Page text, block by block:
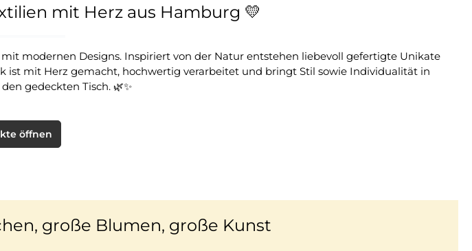
mit Herz aus Hamburg 💛
modernen Designs. Inspiriert von der Natur entstehen liebevoll gefertigte Unikate
ist mit Herz gemacht, hochwertig verarbeitet und bringt Stil sowie Individualität in
gedeckten Tisch. 🌿✨
öffnen
große Blumen, große Kunst